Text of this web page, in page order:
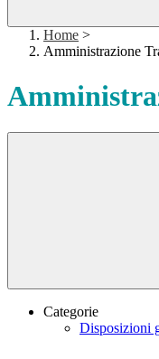
Home >
Amministrazione
Categorie
Disposizioni